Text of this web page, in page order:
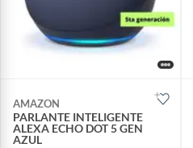
AMAZON
PARLANTE INTELIGENTE
ALEXA ECHO DOT 5 GEN
AZUL